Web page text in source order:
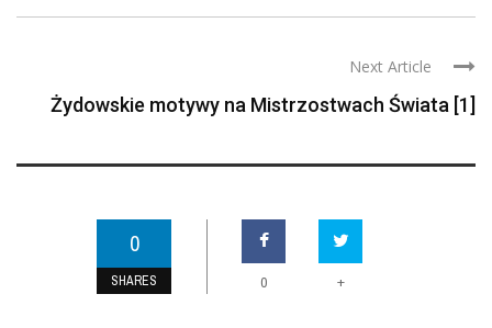
Next Article
Żydowskie motywy na Mistrzostwach Świata [1]
0
SHARES 0 +